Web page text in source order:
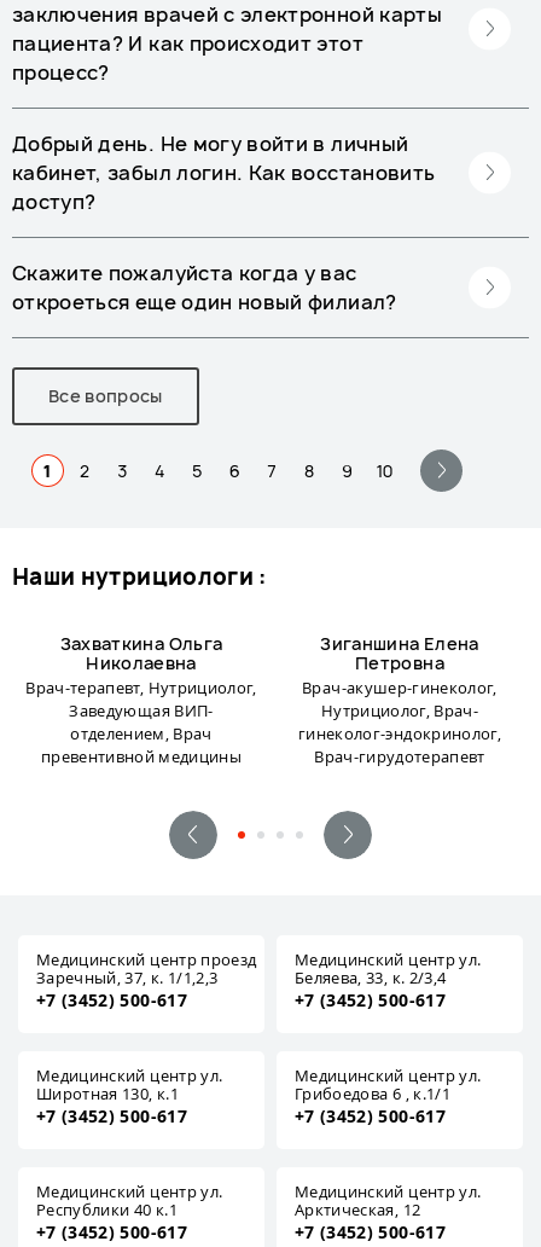
заключения врачей с электронной карты
пациента? И как происходит этот
процесс?
Добрый день. Не могу войти в личный
кабинет, забыл логин. Как восстановить
доступ?
Скажите пожалуйста когда у вас
откроеться еще один новый филиал?
Все вопросы
1 2 3 4 5 6 7 8 9 10
наши нутрициологи :
Захваткина Ольга
Николаевна
Врач-терапевт, Нутрициолог,
Заведующая ВИП-
отделением, Врач
превентивной медицины
Зиганшина Елена
Петровна
Врач-акушер-гинеколог,
Нутрициолог, Врач-
гинеколог-эндокринолог,
Врач-гирудотерапевт
Медицинский центр проезд
Заречный, 37, к. 1/1,2,3
+7 (3452) 500-617
Медицинский центр ул.
Беляева, 33, к. 2/3,4
+7 (3452) 500-617
Медицинский центр ул.
Широтная 130, к.1
+7 (3452) 500-617
Медицинский центр ул.
Грибоедова 6 , к.1/1
+7 (3452) 500-617
Медицинский центр ул.
Республики 40 к.1
+7 (3452) 500-617
Медицинский центр ул.
Арктическая, 12
+7 (3452) 500-617